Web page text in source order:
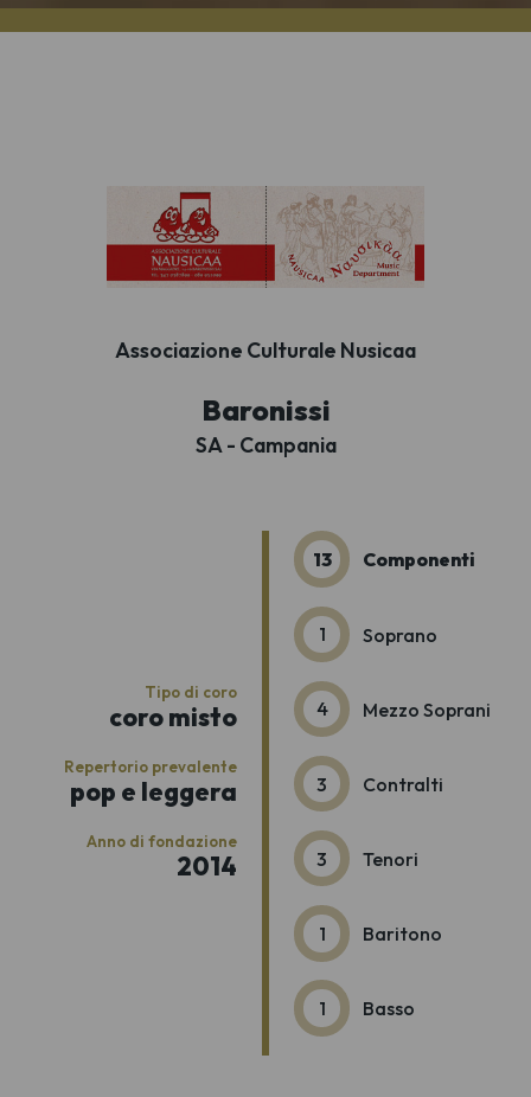
Associazione Culturale Nusicaa
Baronissi
SA - Campania
Tipo di coro
coro misto
Repertorio prevalente
pop e leggera
Anno di fondazione
2014
13 Componenti
1 Soprano
4 Mezzo Soprani
3 Contralti
3 Tenori
1 Baritono
1 Basso